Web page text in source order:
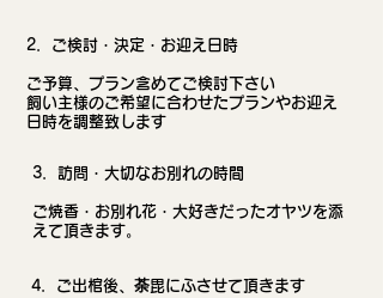
​2．ご検討・決定・お迎え日時
ご予算、プラン含めてご検討下さい
​飼い主様のご希望に合わせたプランやお迎え
日時を調整致します
​3．訪問・大切なお別れの時間
ご焼香・お別れ花・大好きだったオヤツを添
えて頂きます。
​4．ご出棺後、荼毘にふさせて頂きます